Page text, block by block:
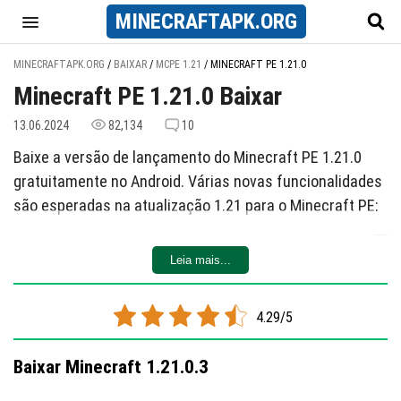
MINECRAFTAPK.ORG
MINECRAFTAPK.ORG / BAIXAR / MCPE 1.21 / MINECRAFT PE 1.21.0
Minecraft PE 1.21.0 Baixar
13.06.2024 82,134 10
Baixe a versão de lançamento do Minecraft PE 1.21.0
gratuitamente no Android. Várias novas funcionalidades
são esperadas na atualização 1.21 para o Minecraft PE:
- Câmaras de Teste: Novas estruturas focadas em
adapta ao número de jogadores.
- Chave de Teste: Novo item obtido nas Câmaras de
Teste.
Leia mais...
4.29/5
Baixar Minecraft 1.21.0.3